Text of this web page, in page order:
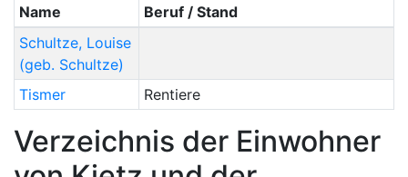
Name
Beruf / Stand
Schultze, Louise
(geb. Schultze)
Tismer
Rentiere
Verzeichnis der Einwohner